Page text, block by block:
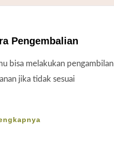
Pengembalian
bisa melakukan pengambilan
jika tidak sesuai